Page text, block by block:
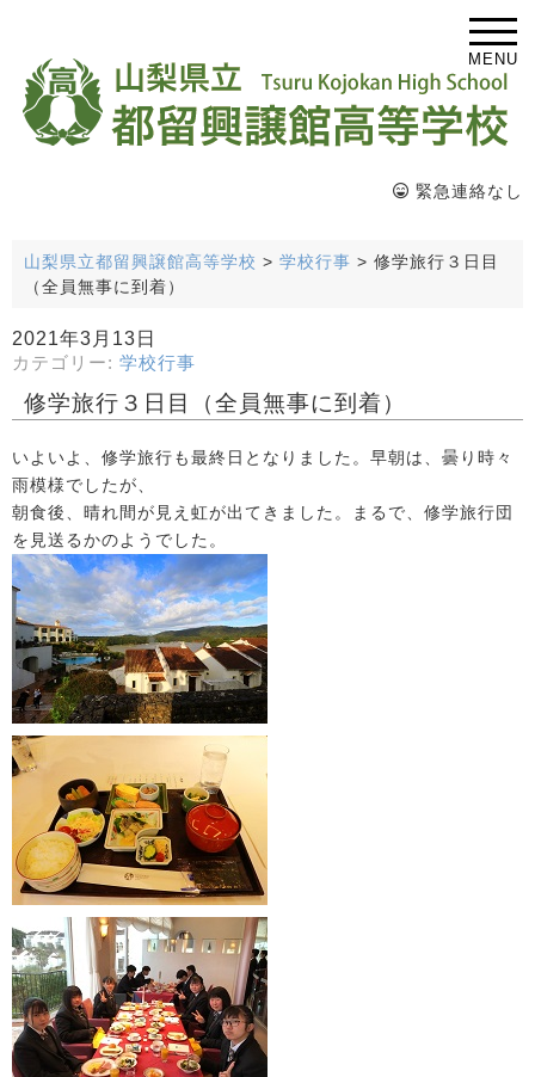
MENU
緊急連絡なし
山梨県立都留興譲館高等学校 > 学校行事 > 修学旅行３日目
（全員無事に到着）
2021年3月13日
カテゴリー: 学校行事
修学旅行３日目（全員無事に到着）
いよいよ、修学旅行も最終日となりました。早朝は、曇り時々
雨模様でしたが、
朝食後、晴れ間が見え虹が出てきました。まるで、修学旅行団
を見送るかのようでした。